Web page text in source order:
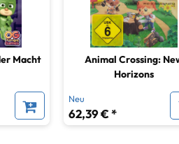
Macht
Animal Crossing:
Horizons
Neu
62,39 € *